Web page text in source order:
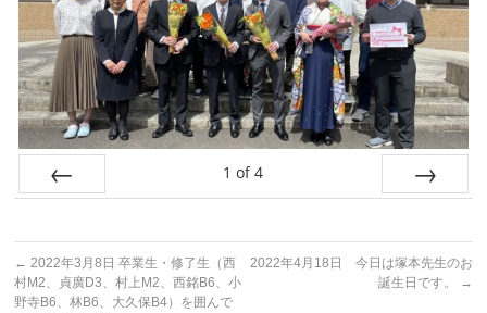
1 of 4
← 2022年3月8日 卒業生・修了生（西
村M2、貞廣D3、村上M2、西銘B6、小
野寺B6、林B6、大久保B4）を囲んで
2022年4月18日 今日は塚本先生のお
誕生日です。
→